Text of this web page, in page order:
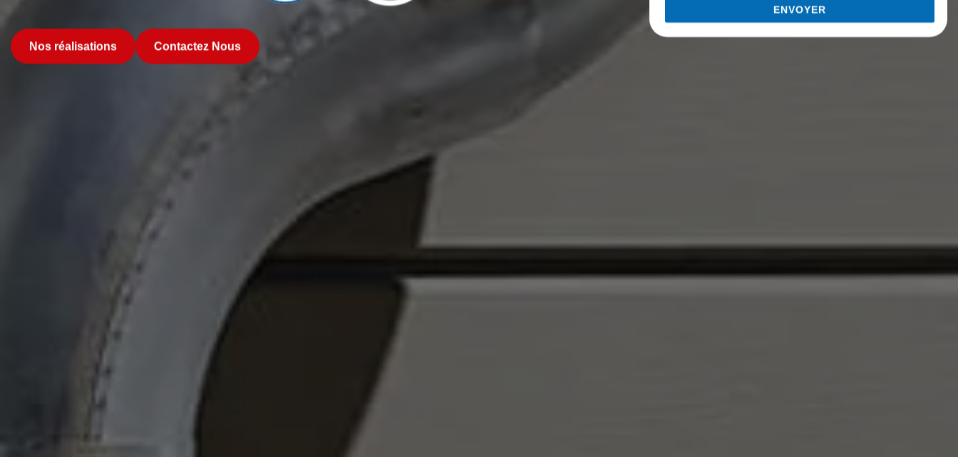
Nos réalisations Contactez Nous